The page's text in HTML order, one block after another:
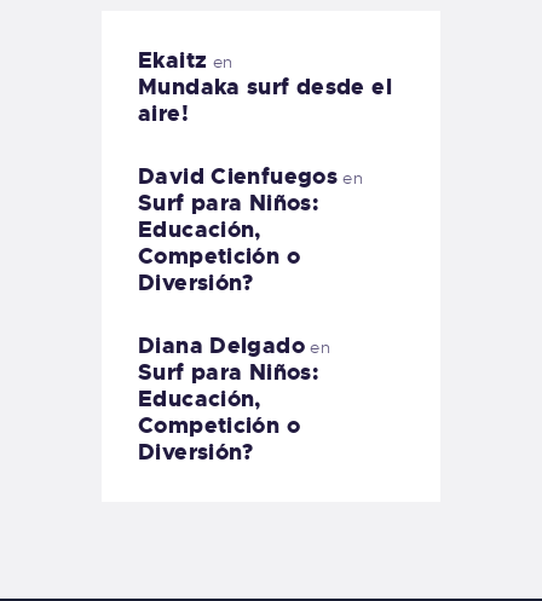
Ekaitz en
Mundaka surf desde el
aire!
David Cienfuegos en
Surf para Niños:
Educación,
Competición o
Diversión?
Diana Delgadoen
Surf para Niños:
Educación,
Competición o
Diversión?